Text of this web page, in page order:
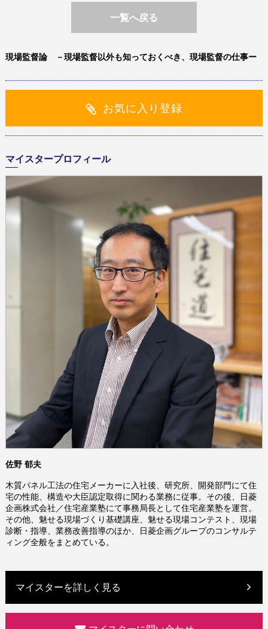
一覧へ戻る
現場監督論 －現場監督以外も知っておくべき、現場監督の仕事ー
お気に入り登録
マイスタープロフィール
佐野 郁夫
木質パネル工法の住宅メーカーに入社後、研究所、開発部門にて住
宅の性能、構造や大臣認定取得に関わる業務に従事。その後、日菱
企画株式会社／住宅産業塾にて事務局長として住宅産業塾を運営。
その他、魅せる現場づくり基礎講座、魅せる現場コンテスト、現場
診断・指導、業務改善指導のほか、日菱企画グループのコンサルテ
ィング全般をまとめている。
マイスターを詳しく見る